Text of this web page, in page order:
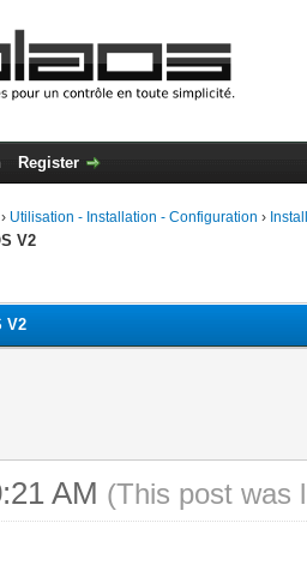
Register
› Utilisation - Installation - Configuration ›
V2
V2
AM (This post was